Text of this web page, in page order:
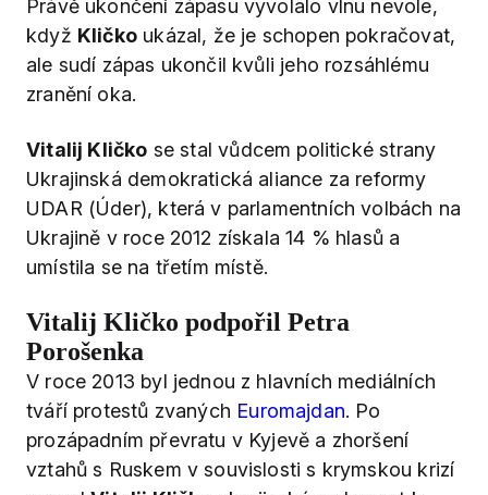
Právě ukončení zápasu vyvolalo vlnu nevole,
když Kličko ukázal, že je schopen pokračovat,
ale sudí zápas ukončil kvůli jeho rozsáhlému
zranění oka.
Vitalij Kličko se stal vůdcem politické strany
Ukrajinská demokratická aliance za reformy
UDAR (Úder), která v parlamentních volbách na
Ukrajině v roce 2012 získala 14 % hlasů a
umístila se na třetím místě.
Vitalij Kličko podpořil Petra
Porošenka
V roce 2013 byl jednou z hlavních mediálních
tváří protestů zvaných Euromajdan. Po
prozápadním převratu v Kyjevě a zhoršení
vztahů s Ruskem v souvislosti s krymskou krizí